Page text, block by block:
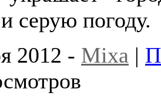
серую погоду.
2012 - Mixa |